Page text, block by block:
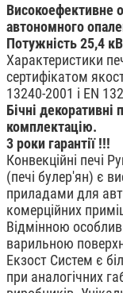
Високоефективне
автономного
Потужність 25,4
Характеристики
сертифікатом
13240-2001 і EN
Бічні декоративні
комплектацію.
3 роки гарантії !!!
Конвекційні печі
(печі булер'ян) є
приладами для
комерційних
Відмінною
варильною
Екзост Систем є
при аналогічних